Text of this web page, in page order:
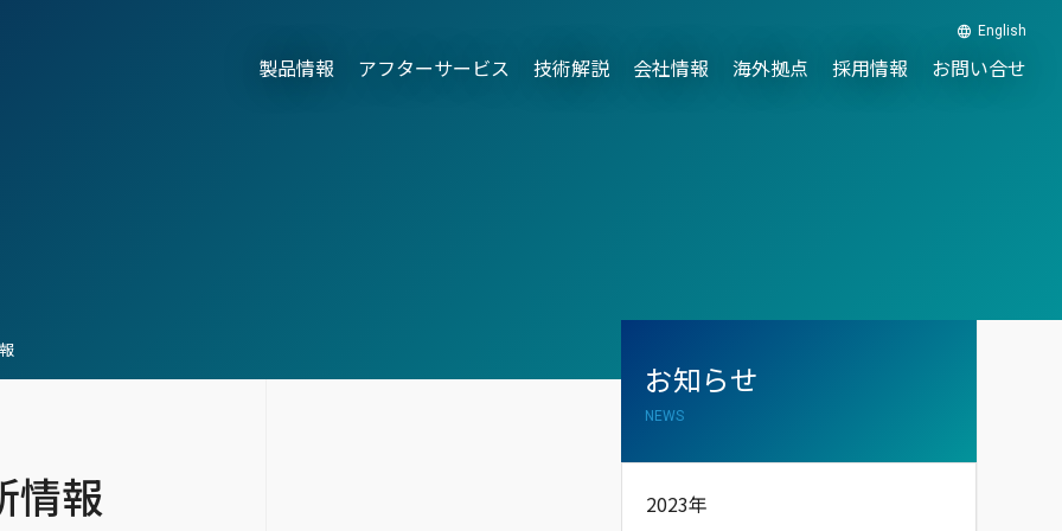
English
製品情報 アフターサービス 技術解説 会社情報 海外拠点 採用情報 お問い合せ
情報
お知らせ
NEWS
2023年